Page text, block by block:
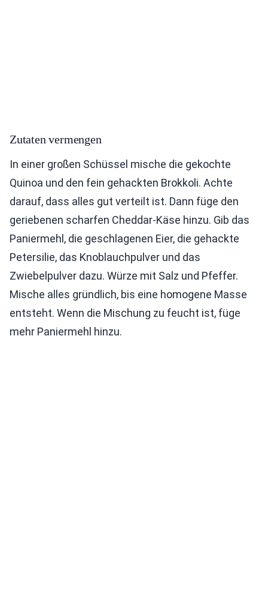
Zutaten vermengen
In einer großen Schüssel mische die gekochte
Quinoa und den fein gehackten Brokkoli. Achte
darauf, dass alles gut verteilt ist. Dann füge den
geriebenen scharfen Cheddar-Käse hinzu. Gib das
Paniermehl, die geschlagenen Eier, die gehackte
Petersilie, das Knoblauchpulver und das
Zwiebelpulver dazu. Würze mit Salz und Pfeffer.
Mische alles gründlich, bis eine homogene Masse
entsteht. Wenn die Mischung zu feucht ist, füge
mehr Paniermehl hinzu.